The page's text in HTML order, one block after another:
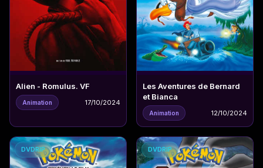
Alien - Romulus. VF
Animation 17/10/2024
Les Aventures de Bernard
et Bianca
Animation 12/10/2024
DVDRIP DVDRIP